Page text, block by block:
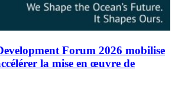
Forum 2026 mobilise
la mise en œuvre de